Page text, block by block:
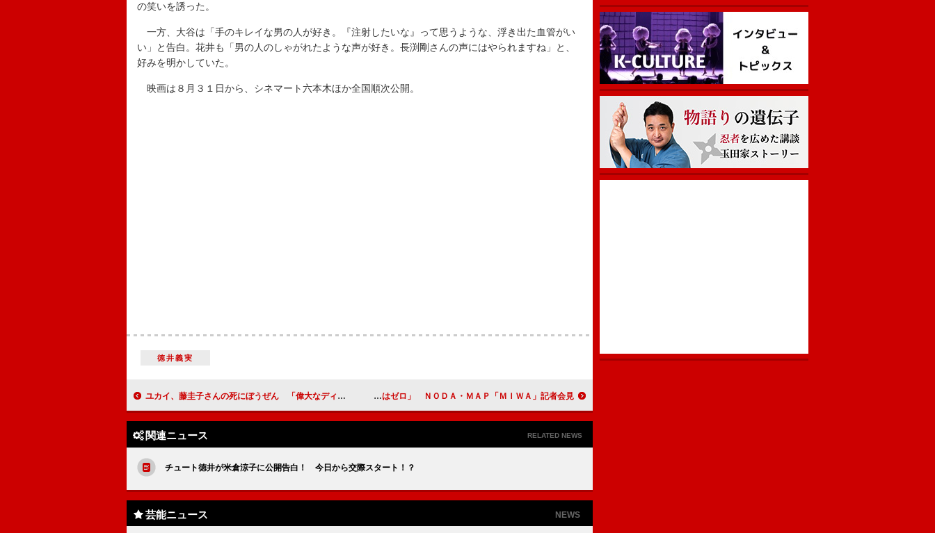
の笑いを誘った。
一方、大谷は「手のキレイな男の人が好き。『注射したいな』って思うような、浮き出た血管がい
い」と告白。花井も「男の人のしゃがれたような声が好き。長渕剛さんの声にはやられますね」と、
好みを明かしていた。
映画は８月３１日から、シネマート六本木ほか全国順次公開。
徳井義実
ユカイ、藤圭子さんの死にぼうぜん 「偉大なディーバ失った」としのぶ 宮沢りえ「“怪物”演じるプランはゼロ」 ＮＯＤＡ・ＭＡＰ「ＭＩＷＡ」記者会見
関連ニュース RELATED NEWS
チュート徳井が米倉涼子に公開告白！ 今日から交際スタート！？
芸能ニュース NEWS